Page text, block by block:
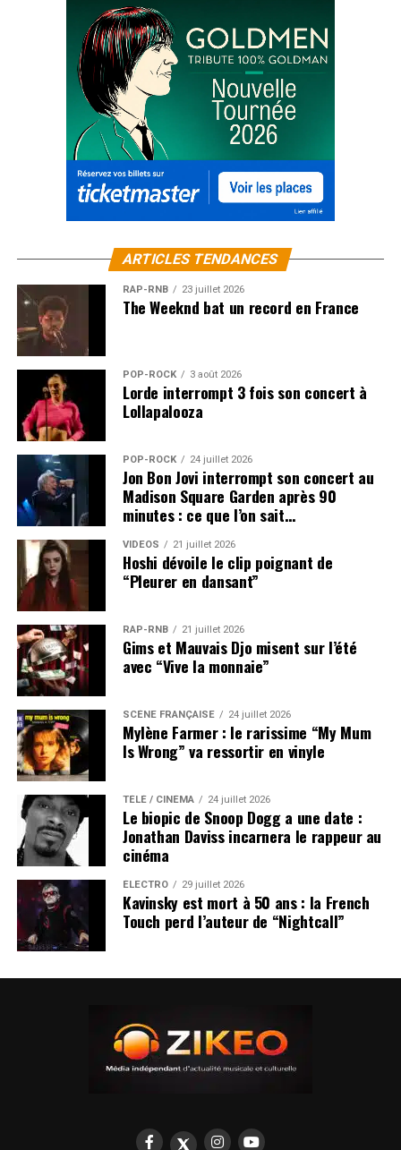
ARTICLES TENDANCES
RAP-RNB 23 juillet 2026
The Weeknd bat un record en France
POP-ROCK 3 août 2026
Lorde interrompt 3 fois son concert à
Lollapalooza
POP-ROCK 24 juillet 2026
Jon Bon Jovi interrompt son concert au
Madison Square Garden après 90
minutes : ce que l’on sait…
VIDEOS 21 juillet 2026
Hoshi dévoile le clip poignant de
“Pleurer en dansant”
RAP-RNB 21 juillet 2026
Gims et Mauvais Djo misent sur l’été
avec “Vive la monnaie”
SCÈNE FRANÇAISE 24 juillet 2026
Mylène Farmer : le rarissime “My Mum
Is Wrong” va ressortir en vinyle
TÉLÉ / CINÉMA 24 juillet 2026
Le biopic de Snoop Dogg a une date :
Jonathan Daviss incarnera le rappeur au
cinéma
ÉLECTRO 29 juillet 2026
Kavinsky est mort à 50 ans : la French
Touch perd l’auteur de “Nightcall”